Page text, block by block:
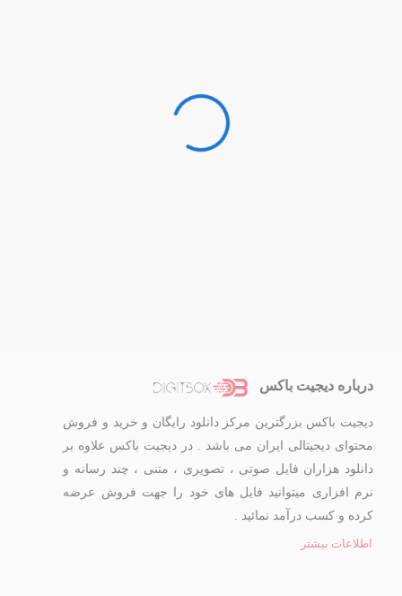
درباره دیجیت باکس
دیجیت باکس بزرگترین مرکز دانلود رایگان و خرید و فروش
محتوای دیجیتالی ایران می باشد . در دیجیت باکس علاوه بر
دانلود هزاران فایل صوتی ، تصویری ، متنی ، چند رسانه و
نرم افزاری میتوانید فایل های خود را جهت فروش عرضه
کرده و کسب درآمد نمائید .
اطلاعات بیشتر